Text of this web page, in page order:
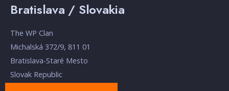
Bratislava / Slovakia
The WP Clan
Michalská 372/9, 811 01
Bratislava-Staré Mesto
Slovak Republic